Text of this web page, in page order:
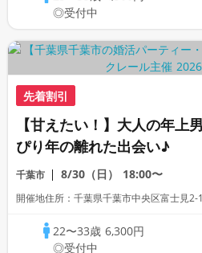
◎受付中
先着割引
【甘えたい！】大人の年上
ぴり年の離れた出会い♪
千葉市 8/30（日） 18:00〜
開催地住所：千葉県千葉市中央区富士見
22〜33歳 6,300円
◎受付中